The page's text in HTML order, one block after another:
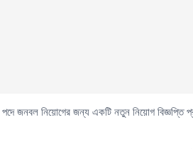
জনবল নিয়োগের জন্য একটি নতুন নিয়োগ